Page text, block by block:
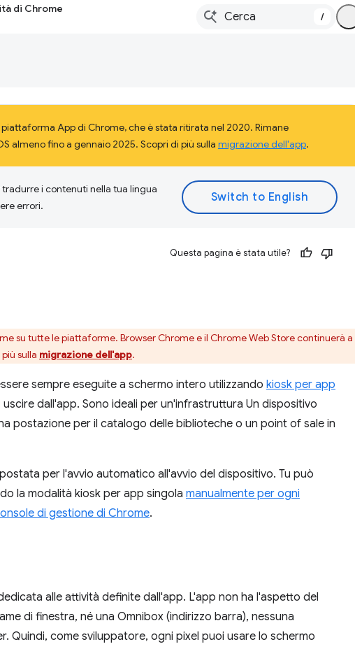
di Chrome
/
App di Chrome, che è stata ritirata nel 2020. Rimane
almeno fino a gennaio 2025. Scopri di più sulla migrazione dell'app.
i contenuti nella tua lingua
errori.
Questa pagina è stata utile?
su tutte le piattaforme. Browser Chrome e il Chrome Web Store continuerà a
sulla migrazione dell'app.
sempre eseguite a schermo intero utilizzando kiosk per app
dall'app. Sono ideali per un'infrastruttura Un dispositivo
postazione per il catalogo delle biblioteche o un point of sale in
per l'avvio automatico all'avvio del dispositivo. Tu può
la modalità kiosk per app singola manualmente per ogni
di gestione di Chrome.
alle attività definite dall'app. L'app non ha l'aspetto del
di finestra, né una Omnibox (indirizzo barra), nessuna
Quindi, come sviluppatore, ogni pixel puoi usare lo schermo